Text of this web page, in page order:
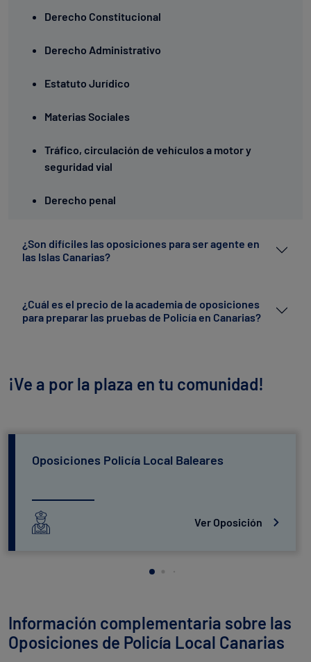
Derecho Constitucional
Derecho Administrativo
Estatuto Jurídico
Materias Sociales
Tráfico, circulación de vehículos a motor y
seguridad vial
Derecho penal
¿Son difíciles las oposiciones para ser agente en
las Islas Canarias?
¿Cuál es el precio de la academia de oposiciones
para preparar las pruebas de Policía en Canarias?
¡Ve a por la plaza en tu comunidad!
Oposiciones Policía Local Baleares
Ver Oposición
Información complementaria sobre las
Oposiciones de Policía Local Canarias